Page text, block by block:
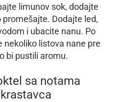
limunov sok, dodajte
Dodajte led,
i ubacite nanu. Po
nekoliko listova nane pre
bi pustili aromu.
sa notama